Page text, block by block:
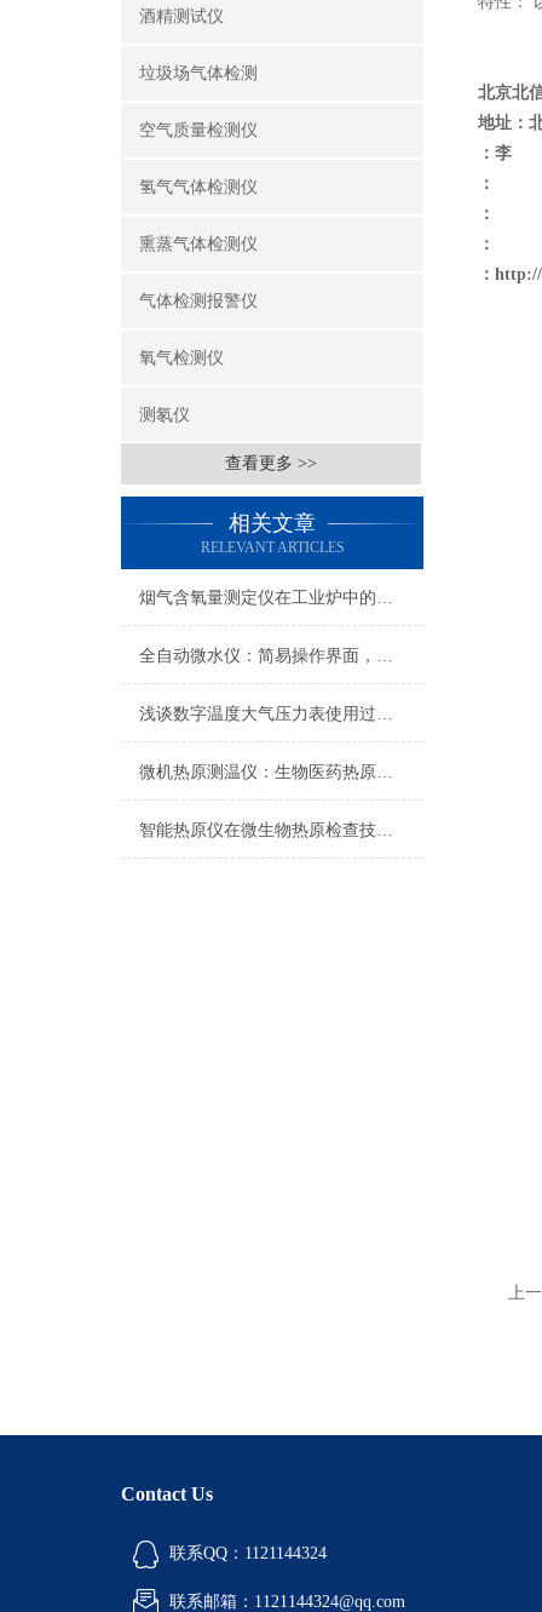
酒精测试仪
垃圾场气体检测
空气质量检测仪
氢气气体检测仪
熏蒸气体检测仪
气体检测报警仪
氧气检测仪
测氡仪
查看更多 >>
相关文章
RELEVANT ARTICLES
烟气含氧量测定仪在工业炉中的应用
全自动微水仪：简易操作界面，便捷数据处理
浅谈数字温度大气压力表使用过程中的注意事项
微机热原测温仪：生物医药热原检测的精准化升级工具
智能热原仪在微生物热原检查技术中的应用
北京北
地址：
：李
：
：
：
： http://
上
Contact Us
联系QQ：1121144324
联系邮箱：1121144324@qq.com